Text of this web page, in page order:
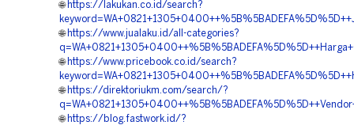
🌐 https://lakukan.co.id/search?
🌐 https://www.jualaku.id/all-categories?
🌐 https://www.pricebook.co.id/search?
🌐 https://direktoriukm.com/search/?
🌐 https://blog.fastwork.id/?